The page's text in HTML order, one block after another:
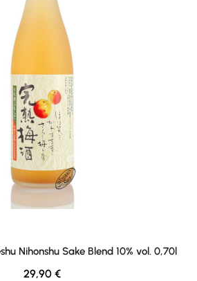
Nihonshu Sake Blend 10% vol. 0,70l
Regulärer Preis:
29,90 €